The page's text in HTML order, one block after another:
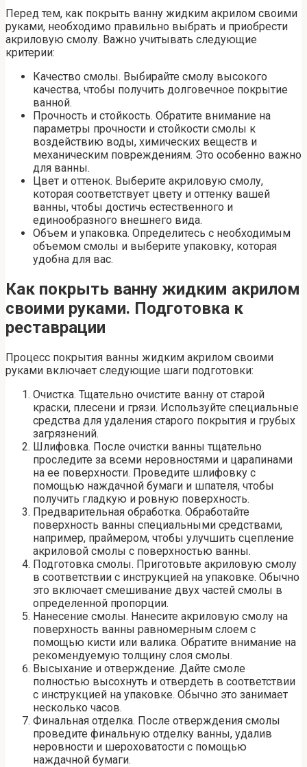
Перед тем, как покрыть ванну жидким акрилом своими
руками, необходимо правильно выбрать и приобрести
акриловую смолу. Важно учитывать следующие
критерии:
Качество смолы. Выбирайте смолу высокого
качества, чтобы получить долговечное покрытие
ванной.
Прочность и стойкость. Обратите внимание на
параметры прочности и стойкости смолы к
воздействию воды, химических веществ и
механическим повреждениям. Это особенно важно
для ванны.
Цвет и оттенок. Выберите акриловую смолу,
которая соответствует цвету и оттенку вашей
ванны, чтобы достичь естественного и
единообразного внешнего вида.
Объем и упаковка. Определитесь с необходимым
объемом смолы и выберите упаковку, которая
удобна для вас.
Как покрыть ванну жидким акрилом
своими руками. Подготовка к
реставрации
Процесс покрытия ванны жидким акрилом своими
руками включает следующие шаги подготовки:
Очистка. Тщательно очистите ванну от старой
краски, плесени и грязи. Используйте специальные
средства для удаления старого покрытия и грубых
загрязнений.
Шлифовка. После очистки ванны тщательно
проследите за всеми неровностями и царапинами
на ее поверхности. Проведите шлифовку с
помощью наждачной бумаги и шпателя, чтобы
получить гладкую и ровную поверхность.
Предварительная обработка. Обработайте
поверхность ванны специальными средствами,
например, праймером, чтобы улучшить сцепление
акриловой смолы с поверхностью ванны.
Подготовка смолы. Приготовьте акриловую смолу
в соответствии с инструкцией на упаковке. Обычно
это включает смешивание двух частей смолы в
определенной пропорции.
Нанесение смолы. Нанесите акриловую смолу на
поверхность ванны равномерным слоем с
помощью кисти или валика. Обратите внимание на
рекомендуемую толщину слоя смолы.
Высыхание и отверждение. Дайте смоле
полностью высохнуть и отвердеть в соответствии
с инструкцией на упаковке. Обычно это занимает
несколько часов.
Финальная отделка. После отверждения смолы
проведите финальную отделку ванны, удалив
неровности и шероховатости с помощью
наждачной бумаги.